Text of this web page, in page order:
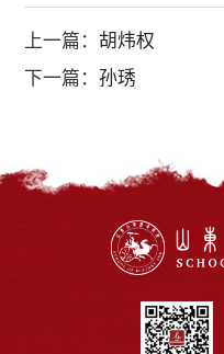
上一篇： 胡炜权
下一篇：孙琇